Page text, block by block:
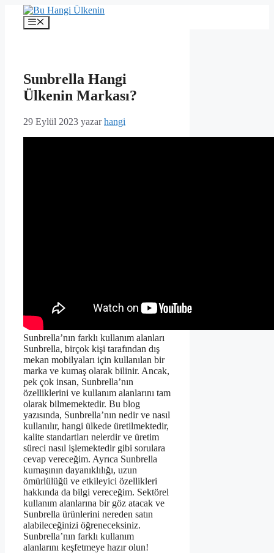
İçeriğe
Menü
Sunbrella Hangi
Ülkenin Markası?
29 Eylül 2023 yazarhangi
Sunbrella’nın farklı kullanım alanları
Sunbrella, birçok kişi tarafından dış
mekan mobilyaları için kullanılan bir
marka ve kumaş olarak bilinir. Ancak,
pek çok insan, Sunbrella’nın
özelliklerini ve kullanım alanlarını tam
olarak bilmemektedir. Bu blog
yazısında, Sunbrella’nın nedir ve nasıl
kullanılır, hangi ülkede üretilmektedir,
kalite standartları nelerdir ve üretim
süreci nasıl işlemektedir gibi sorulara
cevap vereceğim. Ayrıca Sunbrella
kumaşının dayanıklılığı, uzun
ömürlülüğü ve etkileyici özellikleri
hakkında da bilgi vereceğim. Sektörel
kullanım alanlarına bir göz atacak ve
Sunbrella ürünlerini nereden satın
alabileceğinizi öğreneceksiniz.
Sunbrella’nın farklı kullanım
alanlarını keşfetmeye hazır olun!